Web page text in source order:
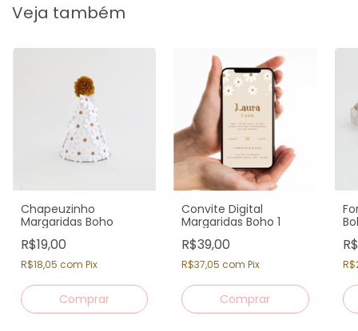
Veja também
Chapeuzinho
Margaridas Boho
R$19,00
R$18,05 com Pix
Convite Digital
Margaridas Boho 1
R$39,00
R$37,05com Pix